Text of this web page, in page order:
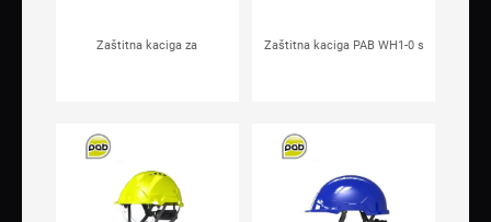
Zaštitna kaciga za
Zaštitna kaciga PAB WH1-0 s